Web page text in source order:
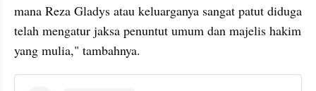
mana Reza Gladys atau keluarganya sangat patut diduga
telah mengatur jaksa penuntut umum dan majelis hakim
yang mulia," tambahnya.